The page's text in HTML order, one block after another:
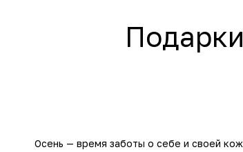
Осень — время заботы о себе и своей